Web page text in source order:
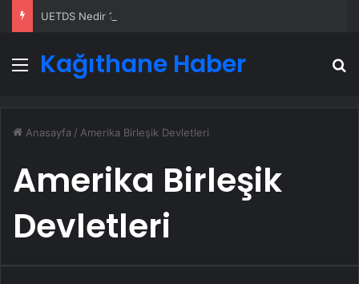
Menü
Kağıthane Haber
Anasayfa / Amerika Birleşik Devletleri
Amerika Birleşik
Devletleri